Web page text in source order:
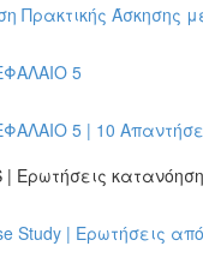
Πρακτικής Άσκησης
5
5 | 10
| Ερωτήσεις
Study | Ερωτήσεις